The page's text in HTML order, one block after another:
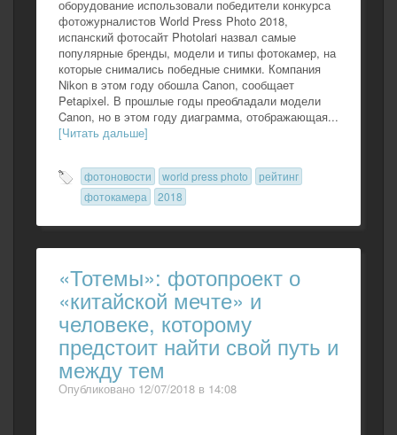
оборудование использовали победители конкурса
фотожурналистов World Press Photo 2018,
испанский фотосайт Photolari назвал самые
популярные бренды, модели и типы фотокамер, на
которые снимались победные снимки. Компания
Nikon в этом году обошла Canon, сообщает
Petapixel. В прошлые годы преобладали модели
Canon, но в этом году диаграмма, отображающая...
[Читать дальше]
фотоновости world press photo
рейтинг
фотокамера
2018
«Тотемы»: фотопроект о
«китайской мечте» и
человеке, которому
предстоит найти свой путь и
между тем
Опубликовано 12/07/2018 в 14:08